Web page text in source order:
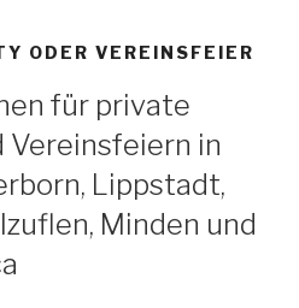
ODER VEREINSFEIER
für private
Vereinsfeiern in
Lippstadt,
Minden und